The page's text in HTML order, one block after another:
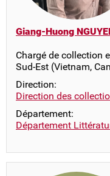
Giang-Huong
Chargé de collection
Sud-Est (Vietnam,
Direction:
Direction des
Département:
Département